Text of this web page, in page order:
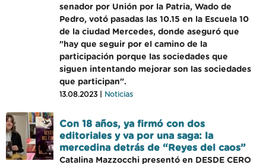
senador por Unión por la Patria, Wado de
Pedro, votó pasadas las 10.15 en la Escuela 10
de la ciudad Mercedes, donde aseguró que
"hay que seguir por el camino de la
participación porque las sociedades que
siguen intentando mejorar son las sociedades
que participan".
13.08.2023 | Noticias
Con 18 años, ya firmó con dos
editoriales y va por una saga: la
mercedina detrás de “Reyes del caos”
Catalina Mazzocchi presentó en DESDE CERO